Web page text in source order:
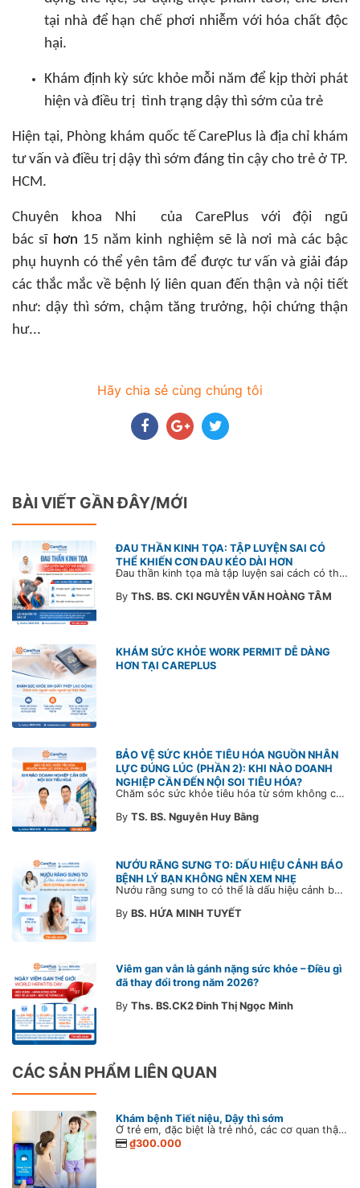
tại nhà để hạn chế phơi nhiễm với hóa chất độc
hại.
Khám định kỳ sức khỏe mỗi năm để kịp thời phát
hiện và điều trị tình trạng dậy thì sớm của trẻ
Hiện tại, Phòng khám quốc tế CarePlus là địa chỉ khám
tư vấn và điều trị dậy thì sớm đáng tin cậy cho trẻ ở TP.
HCM.
Chuyên khoa Nhi của CarePlus với đội ngũ
bác sĩ hơn 15 năm kinh nghiệm sẽ là nơi mà các bậc
phụ huynh có thể yên tâm để được tư vấn và giải đáp
các thắc mắc về bệnh lý liên quan đến thận và nội tiết
như: dậy thì sớm, chậm tăng trưởng, hội chứng thận
hư...
Hãy chia sẻ cùng chúng tôi
BÀI VIẾT GẦN ĐÂY/MỚI
ĐAU THẦN KINH TỌA: TẬP LUYỆN SAI CÓ
THỂ KHIẾN CƠN ĐAU KÉO DÀI HƠN
Đau thần kinh tọa mà tập luyện sai cách có thể khiến cơn đau trở nặng và kéo dài thời gian hồi phục. Tham khảo chia sẻ của Bác sĩ CarePlus để nắm các động tác cần tránh và có góc nhìn đúng về phương pháp điều trị phù hợp trong bài viết sau.
By ThS. BS. CKI NGUYỄN VĂN HOÀNG TÂM
KHÁM SỨC KHỎE WORK PERMIT DỄ DÀNG
HƠN TẠI CAREPLUS
BẢO VỆ SỨC KHỎE TIÊU HÓA NGUỒN NHÂN
LỰC ĐÚNG LÚC (PHẦN 2): KHI NÀO DOANH
NGHIỆP CẦN ĐẾN NỘI SOI TIÊU HÓA?
Chăm sóc sức khỏe tiêu hóa từ sớm không chỉ giúp phát hiện bệnh kịp thời mà còn góp phần xây dựng đội ngũ khỏe mạnh, ổn định và gắn bó lâu dài. CarePlus sẵn sàng đồng hành cùng doanh nghiệp trong việc thiết kế chương trình chăm sóc sức khỏe phù hợp theo từng nhân sự, nhằm tối ưu hiệu quả đầu tư phúc lợi và phát triển nguồn nhân lực bền vững.
By TS. BS. Nguyễn Huy Bằng
NƯỚU RĂNG SƯNG TO: DẤU HIỆU CẢNH BÁO
BỆNH LÝ BẠN KHÔNG NÊN XEM NHẸ
Nướu răng sưng to có thể là dấu hiệu cảnh báo bệnh lý răng miệng. Cùng Bác sĩ CarePlus tìm hiểu nguyên nhân, triệu chứng và thời điểm cần đi khám bác sĩ trong bài viết dưới đây.
By BS. HỨA MINH TUYẾT
Viêm gan vẫn là gánh nặng sức khỏe – Điều gì
đã thay đổi trong năm 2026?
By Ths. BS.CK2 Đinh Thị Ngọc Minh
CÁC SẢN PHẨM LIÊN QUAN
Khám bệnh Tiết niệu, Dậy thì sớm
Ở trẻ em, đặc biệt là trẻ nhỏ, các cơ quan thận – tiết niệu vẫn đang trong quá trình hoàn thiện và thích nghi, chính vì thế các tác động bất lợi thông qua thực phẩm, đồ uống, chế độ chăm sóc,…. không hợp lý đều có thể ảnh hưởng tới hệ cơ quan này. Bên cạnh đó, yếu tố bẩm sinh cũng là một trong những nguyên nhân gây nên các bệnh lý thận – tiết niệu ở trẻ em. Ngoài ra, liên quan đến chuyên sâu Thận - Tiết niệu Nhi, Dậy thì sớm ở trẻ cũng là vấn đề được nhiều bậc phụ huynh quan tâm.
₫300.000